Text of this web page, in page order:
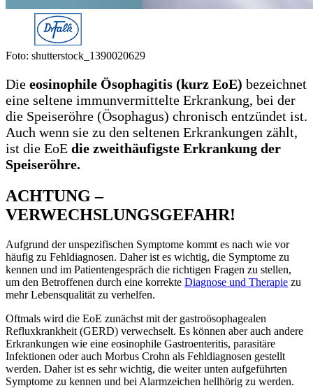
Foto: shutterstock_1390020629
Die eosinophile Ösophagitis (kurz EoE) bezeichnet
eine seltene immunvermittelte Erkrankung, bei der
die Speiseröhre (Ösophagus) chronisch entzündet ist.
Auch wenn sie zu den seltenen Erkrankungen zählt,
ist die EoE die zweithäufigste Erkrankung der
Speiseröhre.
ACHTUNG –
VERWECHSLUNGSGEFAHR!
Aufgrund der unspezifischen Symptome kommt es nach wie vor
häufig zu Fehldiagnosen. Daher ist es wichtig, die Symptome zu
kennen und im Patientengespräch die richtigen Fragen zu stellen,
um den Betroffenen durch eine korrekte Diagnose und Therapie zu
mehr Lebensqualität zu verhelfen.
Oftmals wird die EoE zunächst mit der gastroösophagealen
Refluxkrankheit (GERD) verwechselt. Es können aber auch andere
Erkrankungen wie eine eosinophile Gastroenteritis, parasitäre
Infektionen oder auch Morbus Crohn als Fehldiagnosen gestellt
werden. Daher ist es sehr wichtig, die weiter unten aufgeführten
Symptome zu kennen und bei Alarmzeichen hellhörig zu werden.